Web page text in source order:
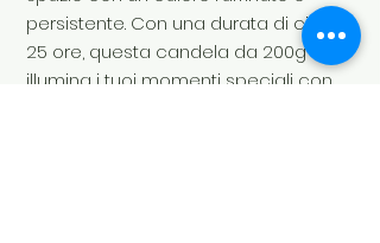
persistente. Con una durata di circa
25 ore, questa candela da 200g
illumina i tuoi momenti speciali con